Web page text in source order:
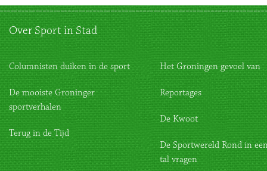
Over Sport in Stad
Columnisten duiken in de sport
De mooiste Groninger
sportverhalen
Terug in de Tijd
Het Groningen gevoel van
Reportages
De Kwoot
De Sportwereld Rond in
tal vragen